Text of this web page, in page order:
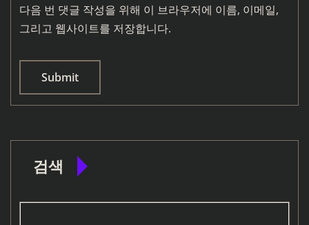
다음 번 댓글 작성을 위해 이 브라우저에 이름, 이메일,
그리고 웹사이트를 저장합니다.
검색